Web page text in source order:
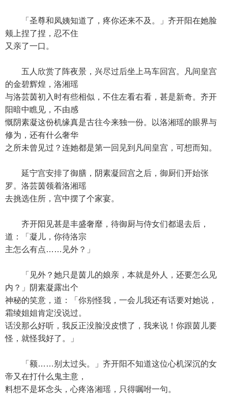
「圣尊和凤姨知道了，疼你还来不及。」齐开阳在她脸
颊上捏了捏，忍不住
又亲了一口。
五人欣赏了阵夜景，兴尽过后坐上马车回宫。凡间皇宫
的金碧辉煌，洛湘瑶
与洛芸茵初入时有些相似，不住左看右看，甚是新奇。齐开
阳暗中瞧见，不由感
慨阴素凝这份机缘真是古往今来独一份。以洛湘瑶的眼界与
修为，还有什么奢华
之所未曾见过？连她都是第一回见到凡间皇宫，可想而知。
延宁宫安排了御膳，阴素凝回宫之后，御厨们开始张
罗。洛芸茵领着洛湘瑶
去挑选住所，宫中摆了个家宴。
齐开阳见甚是丰盛奢靡，待御厨与侍女们都退去后，
道：「凝儿，你待洛宗
主怎么有点……见外？」
「见外？她只是茵儿的娘亲，本就是外人，还要怎么见
内？」阴素凝露出个
神秘的笑意，道：「你别怪我，一会儿我还有话要对她说，
霜绫姐姐肯定没说过。
话没那么好听，我反正没脸没皮惯了，我来说！你跟茵儿要
怪，就怪我好了。」
「额……别太过头。」齐开阳不知道这位心机深沉的女
帝又在打什么鬼主意，
料想不是坏念头，心疼洛湘瑶，只得嘱咐一句。